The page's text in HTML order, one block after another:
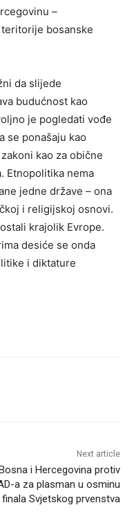
–
bosanske
da slijede
budućnost kao
je pogledati vođe
se ponašaju kao
kao za obične
Etnopolitika nema
jedne države – ona
i religijskoj osnovi.
krajolik Evrope.
desiće se onda
i diktature
Next article
i Hercegovina protiv
a za plasman u osminu
finala Svjetskog prvenstva